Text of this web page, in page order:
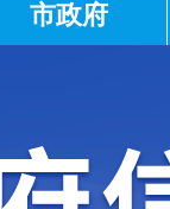
市政府